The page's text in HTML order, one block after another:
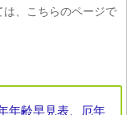
、こちらのページで
年齢早見表、厄年